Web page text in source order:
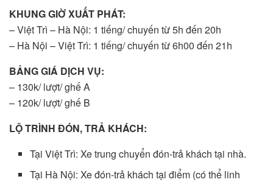
KHUNG GIỜ XUẤT PHÁT:
– Việt Trì – Hà Nội: 1 tiếng/ chuyến từ 5h đến 20h
– Hà Nội – Việt Trì: 1 tiếng/ chuyến từ 6h00 đến 21h
BẢNG GIÁ DỊCH VỤ:
– 130k/ lượt/ ghế A
– 120k/ lượt/ ghế B
LỘ TRÌNH ĐÓN, TRẢ KHÁCH:
Tại Việt Trì: Xe trung chuyển đón-trả khách tại nhà.
Tại Hà Nội: Xe đón-trả khách tại điểm (có thể linh